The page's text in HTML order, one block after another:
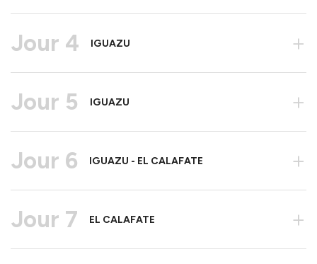
Jour 4 IGUAZU +
Jour 5 IGUAZU +
Jour 6 IGUAZU - EL CALAFATE +
Jour 7 EL CALAFATE +